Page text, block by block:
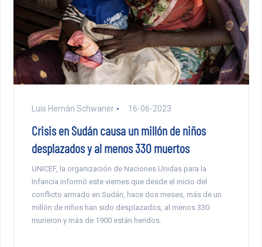
Luis Hernán Schwaner 16-06-2023
Crisis en Sudán causa un millón de niños
desplazados y al menos 330 muertos
UNICEF, la organización de Naciones Unidas para la
Infancia informó este viernes que desde el inicio del
conflicto armado en Sudán, hace dos meses, más de un
millón de niños han sido desplazados, al menos 330
murieron y más de 1900 están heridos.